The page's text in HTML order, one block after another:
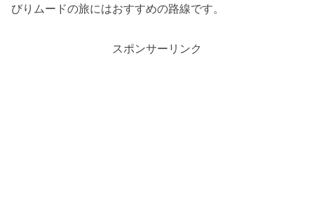
びりムードの旅にはおすすめの路線です。
スポンサーリンク